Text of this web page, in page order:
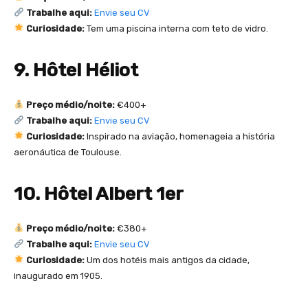
Trabalhe aqui: Envie seu CV
Curiosidade:Tem uma piscina interna com teto de vidro.
9. Hôtel Héliot
Preço médio/noite:€400+
Trabalhe aqui: Envie seu CV
Curiosidade:Inspirado na aviação, homenageia a história
aeronáutica de Toulouse.
10. Hôtel Albert 1er
Preço médio/noite:€380+
Trabalhe aqui: Envie seu CV
Curiosidade:Um dos hotéis mais antigos da cidade,
inaugurado em 1905.